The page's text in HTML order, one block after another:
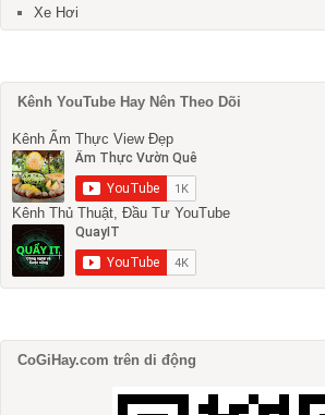
Xe Hơi
Kênh YouTube Hay Nên Theo Dõi
Kênh Ẩm Thực View Đẹp
Kênh Thủ Thuật, Đầu Tư YouTube
CoGiHay.com trên di động